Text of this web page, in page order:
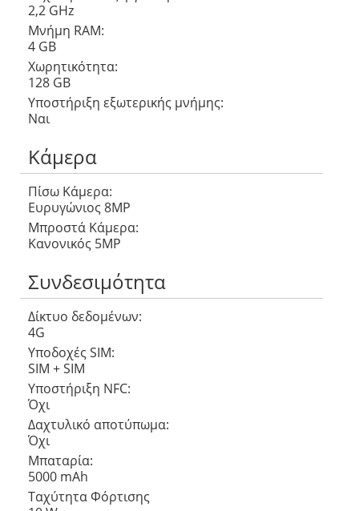
2,2 GHz
Μνήμη RAM:
4 GB
Χωρητικότητα:
128 GB
Υποστήριξη εξωτερικής μνήμης:
Ναι
Κάμερα
Πίσω Κάμερα:
Ευρυγώνιος 8MP
Μπροστά Κάμερα:
Κανονικός 5MP
Συνδεσιμότητα
Δίκτυο δεδομένων:
4G
Υποδοχές SIM:
SIM + SIM
Υποστήριξη NFC:
Όχι
Δαχτυλικό αποτύπωμα:
Όχι
Μπαταρία:
5000 mAh
Ταχύτητα Φόρτισης